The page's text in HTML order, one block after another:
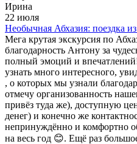
Ирина
22 июля
Необычная Абхазия: поездка
Мега крутая экскурсия по
благодарность Антону за
полный эмоций и
узнать много интересного,
, о которых мы узнали
отмечу организованность
привёз туда же), доступную
денег) и конечно же
непринуждённо и комфортно
на весь год 😊. Ещё раз